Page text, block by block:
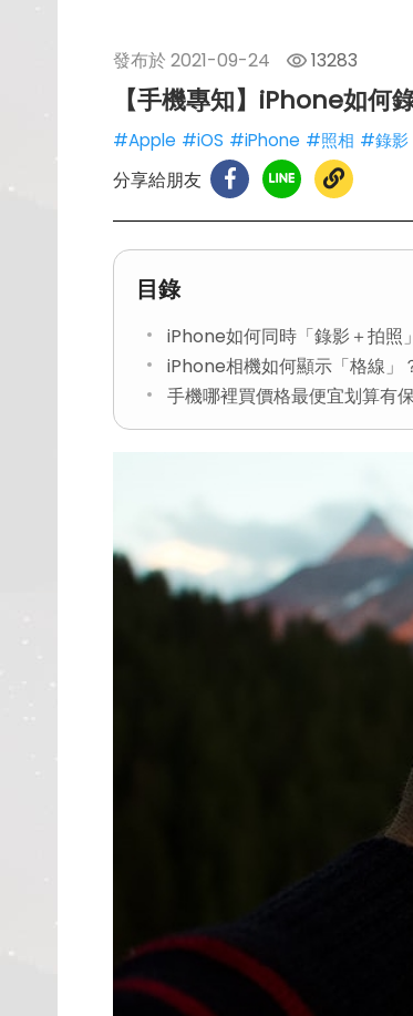
發布於 2021-09-24 13283
【手機專知】iPhone如何
#Apple #iOS #iPhone #照相 #錄影
分享給朋友
目錄
iPhone如何同時「錄影＋拍照
iPhone相機如何顯示「格線」
手機哪裡買價格最便宜划算有